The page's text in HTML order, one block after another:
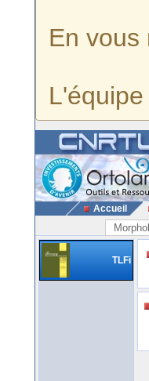
En vous
Accueil
TLFi